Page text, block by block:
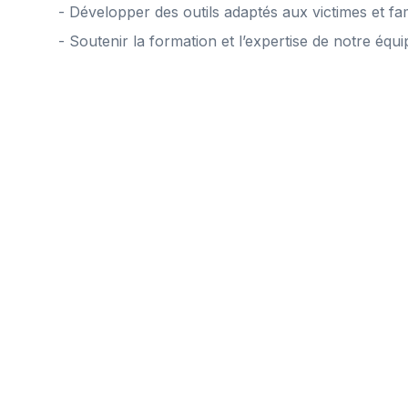
- Développer des outils adaptés aux victimes et
- Soutenir la formation et l’expertise de notre